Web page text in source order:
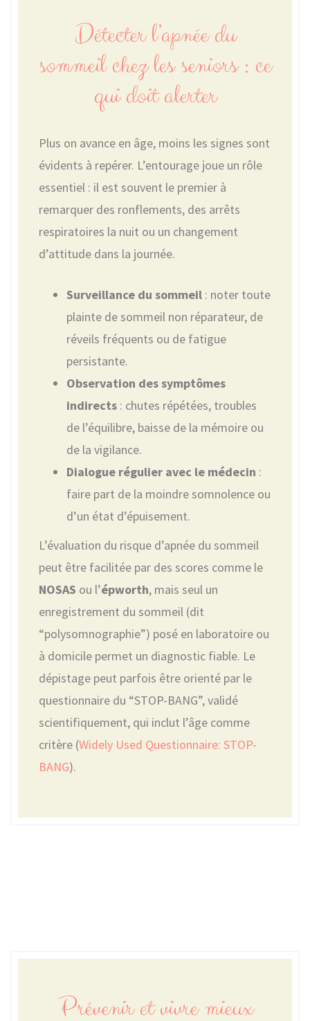
Détecter l’apnée du
sommeil chez les seniors : ce
qui doit alerter
Plus on avance en âge, moins les signes sont
évidents à repérer. L’entourage joue un rôle
essentiel : il est souvent le premier à
remarquer des ronflements, des arrêts
respiratoires la nuit ou un changement
d’attitude dans la journée.
Surveillance du sommeil : noter toute
plainte de sommeil non réparateur, de
réveils fréquents ou de fatigue
persistante.
Observation des symptômes
indirects : chutes répétées, troubles
de l’équilibre, baisse de la mémoire ou
de la vigilance.
Dialogue régulier avec le médecin :
faire part de la moindre somnolence ou
d’un état d’épuisement.
L’évaluation du risque d’apnée du sommeil
peut être facilitée par des scores comme le
NOSAS ou l’épworth, mais seul un
enregistrement du sommeil (dit
“polysomnographie”) posé en laboratoire ou
à domicile permet un diagnostic fiable. Le
dépistage peut parfois être orienté par le
questionnaire du “STOP-BANG”, validé
scientifiquement, qui inclut l’âge comme
critère (Widely Used Questionnaire: STOP-
BANG).
Prévenir et vivre mieux